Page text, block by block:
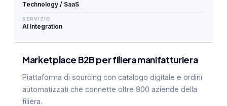
Technology / SaaS
SERVIZIO
AI Integration
Marketplace B2B per filiera manifatturiera
Piattaforma di sourcing con catalogo digitale e ordini
automatizzati che connette oltre 800 aziende della
filiera.